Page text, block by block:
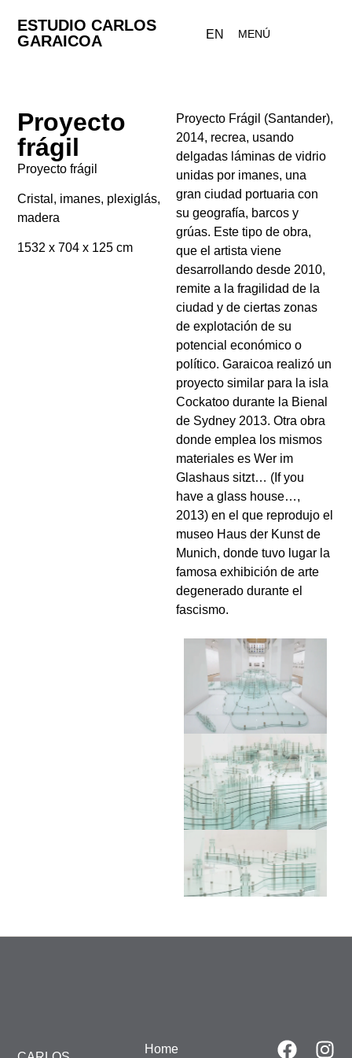
ESTUDIO CARLOS
GARAICOA
EN MENÚ
Proyecto
frágil
Proyecto frágil
Cristal, imanes, plexiglás,
madera
1532 x 704 x 125 cm
Proyecto Frágil (Santander),
2014, recrea, usando
delgadas láminas de vidrio
unidas por imanes, una
gran ciudad portuaria con
su geografía, barcos y
grúas. Este tipo de obra,
que el artista viene
desarrollando desde 2010,
remite a la fragilidad de la
ciudad y de ciertas zonas
de explotación de su
potencial económico o
político. Garaicoa realizó un
proyecto similar para la isla
Cockatoo durante la Bienal
de Sydney 2013. Otra obra
donde emplea los mismos
materiales es Wer im
Glashaus sitzt… (If you
have a glass house…,
2013) en el que reprodujo el
museo Haus der Kunst de
Munich, donde tuvo lugar la
famosa exhibición de arte
degenerado durante el
fascismo.
Vista de la instalación
Home